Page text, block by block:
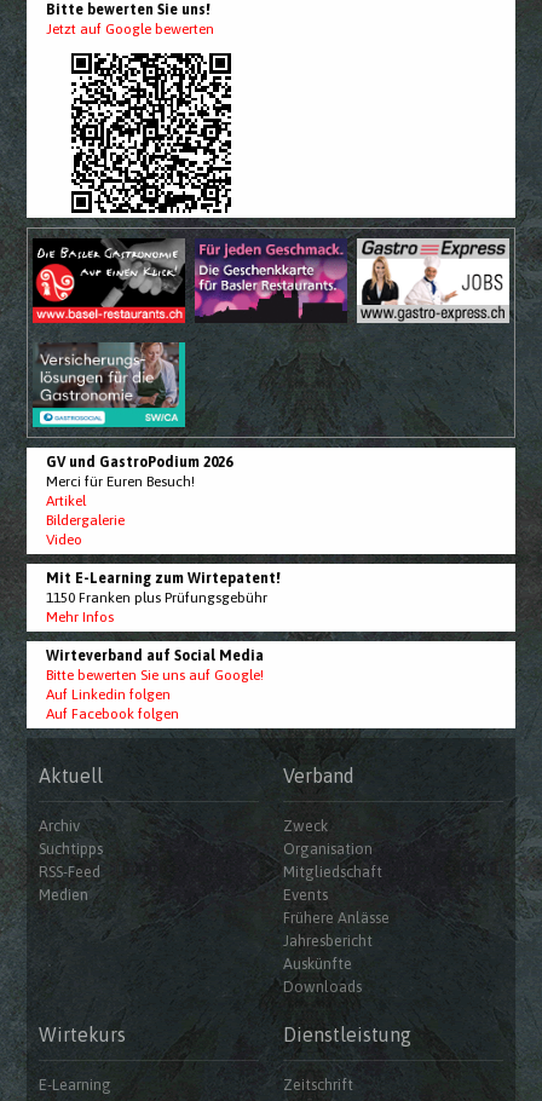
Bitte bewerten Sie uns!
Jetzt auf Google bewerten
GV und GastroPodium 2026
Merci für Euren Besuch!
Artikel
Bildergalerie
Video
Mit E-Learning zum Wirtepatent!
1150 Franken plus Prüfungsgebühr
Mehr Infos
Wirteverband auf Social Media
Bitte bewerten Sie uns auf Google!
Auf Linkedin folgen
Auf Facebook folgen
Aktuell
Archiv
Suchtipps
RSS-Feed
Medien
Verband
Zweck
Organisation
Mitgliedschaft
Events
Frühere Anlässe
Jahresbericht
Auskünfte
Downloads
Wirtekurs
E-Learning
Dienstleistung
Zeitschrift